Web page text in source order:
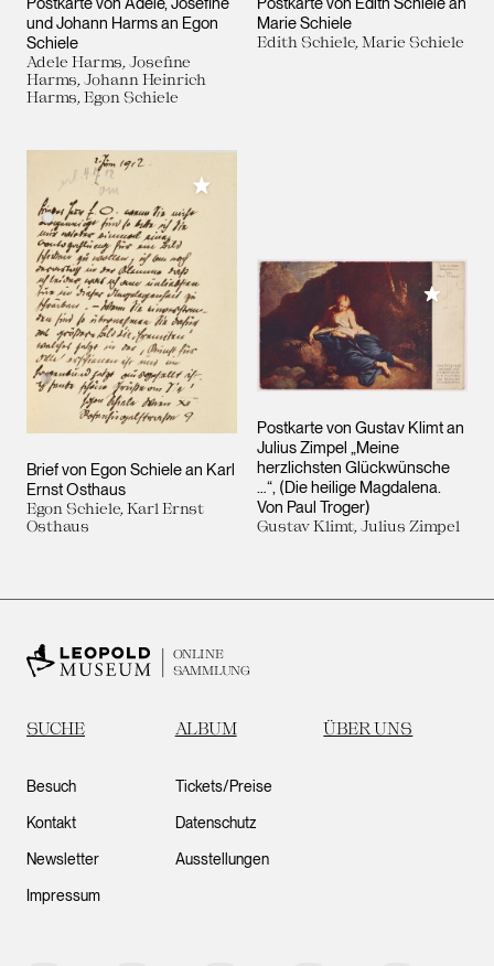
und Johann Harms an Egon
Schiele
Adele Harms, Josefine
Harms, Johann Heinrich
Harms, Egon Schiele
Marie Schiele
Edith Schiele, Marie Schiele
Brief von Egon Schiele an Karl
Ernst Osthaus
Egon Schiele, Karl Ernst
Osthaus
Meiner Sammlung hinzufügen
Postkarte von Gustav Klimt an
Julius Zimpel „Meine
herzlichsten Glückwünsche
…“, (Die heilige Magdalena.
Von Paul Troger)
Gustav Klimt, Julius Zimpel
Meiner
ONLINE
SAMMLUNG
SUCHE ALBUM ÜBER UNS
Besuch
Kontakt
Newsletter
Impressum
Tickets/Preise
Datenschutz
Ausstellungen